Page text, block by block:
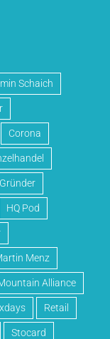
Schaich
Corona
Gründer
HQ Pod
Menz
Alliance
Retail
Stocard